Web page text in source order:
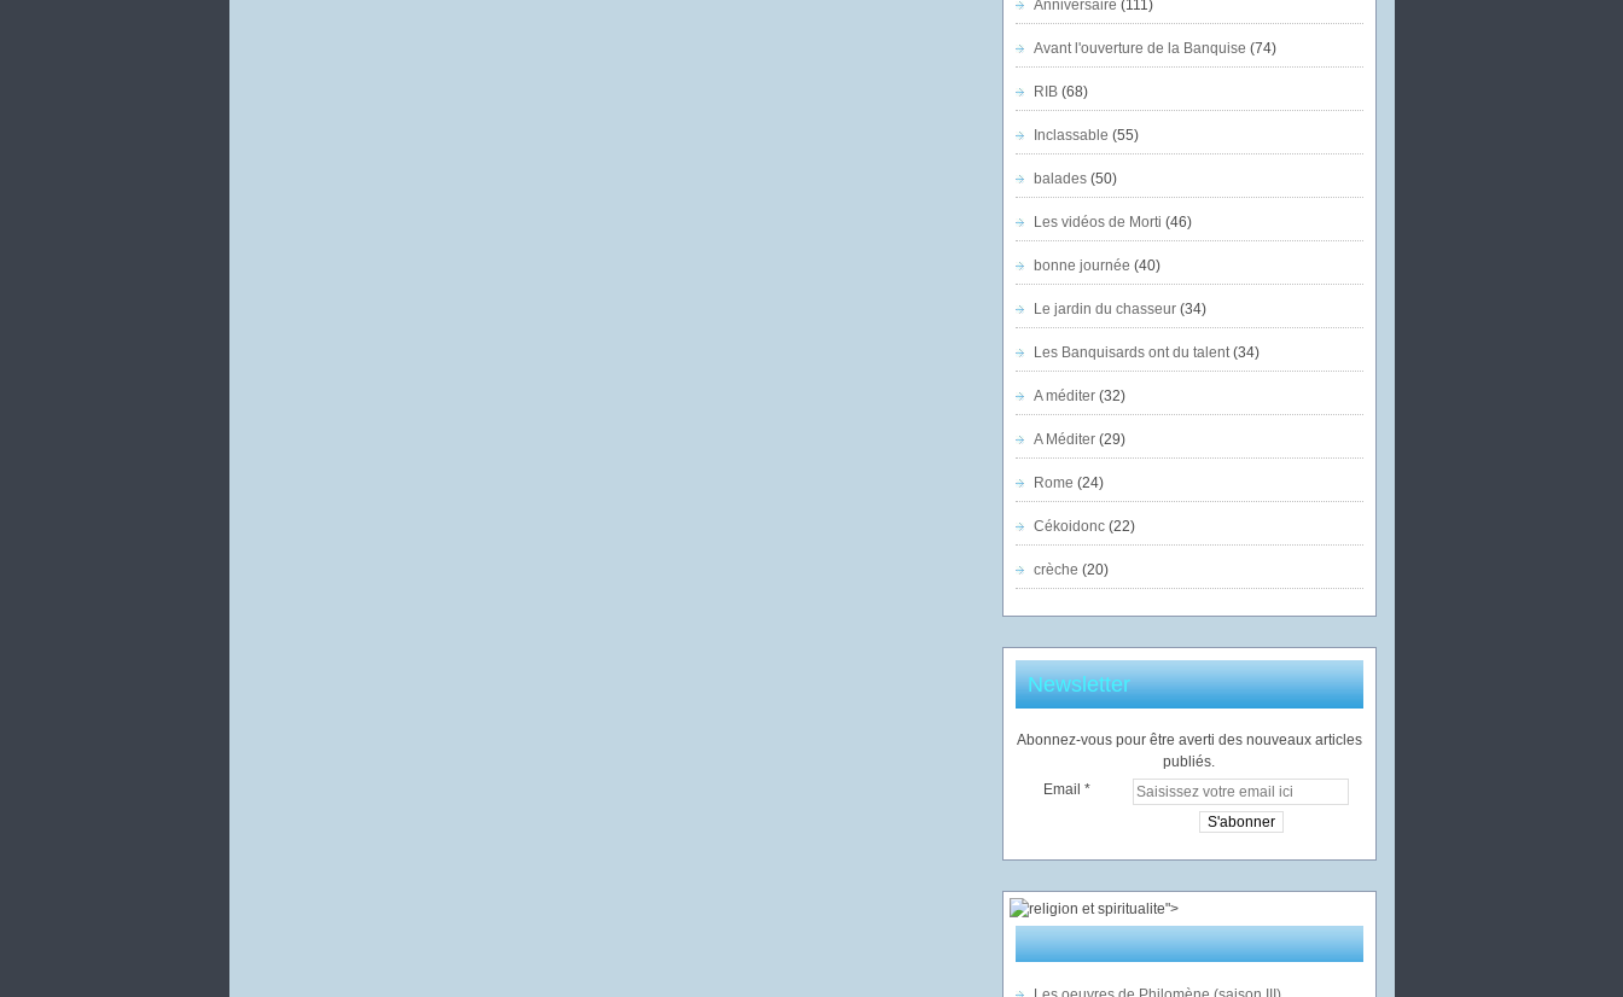
Anniversaire (111)
Avant l'ouverture de la Banquise (74)
RIB(68)
Inclassable (55)
balades(50)
Les vidéos de Morti (46)
bonne journée (40)
Le jardin du chasseur(34)
Les Banquisards ont du talent(34)
A méditer(32)
A Méditer(29)
Rome (24)
Cékoidonc(22)
crèche (20)
Newsletter
Abonnez-vous pour être averti des nouveaux articles
publiés.
Email
">